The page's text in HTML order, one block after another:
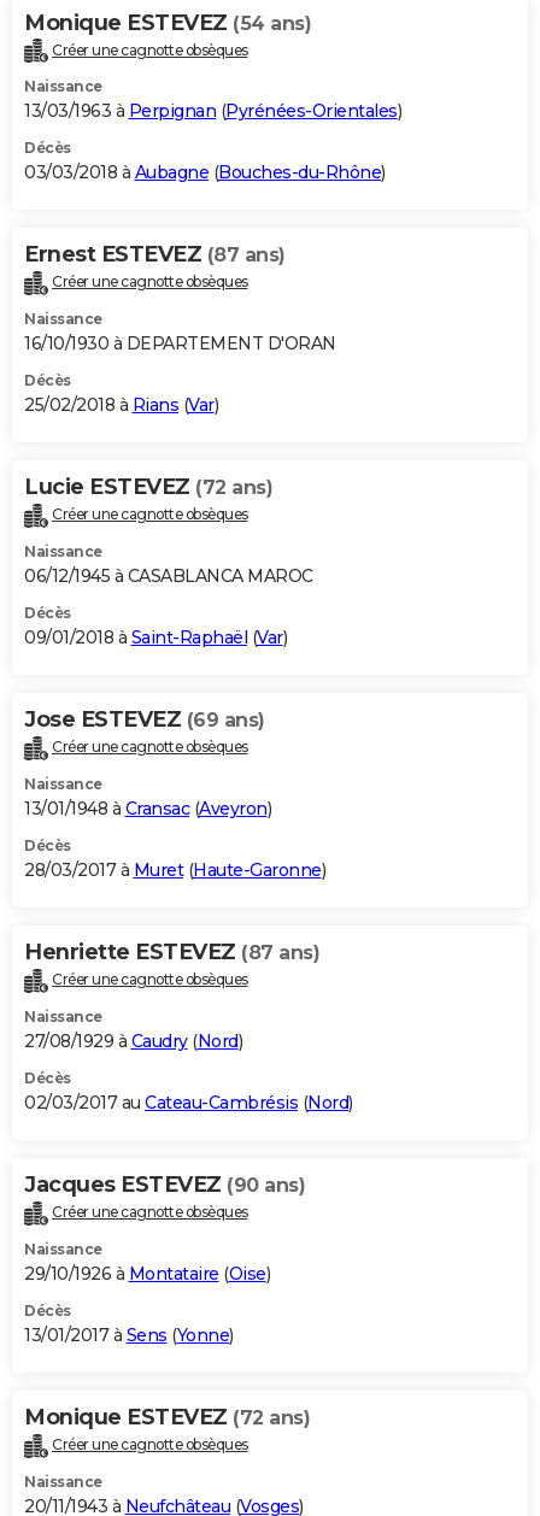
Monique ESTEVEZ (54 ans)
Créer une cagnotte obsèques
Naissance
13/03/1963 à Perpignan (Pyrénées-Orientales)
Décès
03/03/2018 à Aubagne (Bouches-du-Rhône)
Ernest ESTEVEZ (87 ans)
Créer une cagnotte obsèques
Naissance
16/10/1930 à DEPARTEMENT D'ORAN
Décès
25/02/2018 à Rians (Var)
Lucie ESTEVEZ (72 ans)
Créer une cagnotte obsèques
Naissance
06/12/1945 à CASABLANCA MAROC
Décès
09/01/2018 à Saint-Raphaël (Var)
Jose ESTEVEZ (69 ans)
Créer une cagnotte obsèques
Naissance
13/01/1948 à Cransac(Aveyron)
Décès
28/03/2017 à Muret(Haute-Garonne)
Henriette ESTEVEZ (87 ans)
Créer une cagnotte obsèques
Naissance
27/08/1929 à Caudry(Nord)
Décès
02/03/2017 au Cateau-Cambrésis (Nord)
Jacques ESTEVEZ (90 ans)
Créer une cagnotte obsèques
Naissance
29/10/1926 à Montataire (Oise)
Décès
13/01/2017 à Sens (Yonne)
Monique ESTEVEZ (72 ans)
Créer une cagnotte obsèques
Naissance
20/11/1943 à Neufchâteau (Vosges)